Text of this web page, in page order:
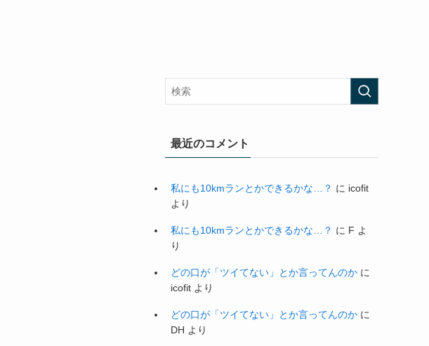
最近のコメント
私にも10kmランとかできるかな…？ に icofit
より
私にも10kmランとかできるかな…？ に F よ
り
どの口が「ツイてない」とか言ってんのか に
icofit より
どの口が「ツイてない」とか言ってんのか に
DH より